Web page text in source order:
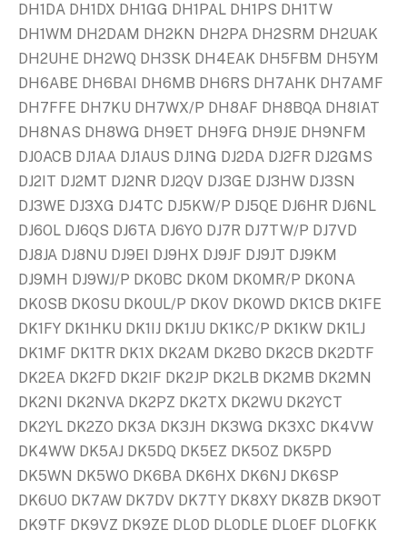
DH1DA DH1DX DH1GG DH1PAL DH1PS DH1TW
DH1WM DH2DAM DH2KN DH2PA DH2SRM DH2UAK
DH2UHE DH2WQ DH3SK DH4EAK DH5FBM DH5YM
DH6ABE DH6BAI DH6MB DH6RS DH7AHK DH7AMF
DH7FFE DH7KU DH7WX/P DH8AF DH8BQA DH8IAT
DH8NAS DH8WG DH9ET DH9FG DH9JE DH9NFM
DJ0ACB DJ1AA DJ1AUS DJ1NG DJ2DA DJ2FR DJ2GMS
DJ2IT DJ2MT DJ2NR DJ2QV DJ3GE DJ3HW DJ3SN
DJ3WE DJ3XG DJ4TC DJ5KW/P DJ5QE DJ6HR DJ6NL
DJ6OL DJ6QS DJ6TA DJ6YO DJ7R DJ7TW/P DJ7VD
DJ8JA DJ8NU DJ9EI DJ9HX DJ9JF DJ9JT DJ9KM
DJ9MH DJ9WJ/P DK0BC DK0M DK0MR/P DK0NA
DK0SB DK0SU DK0UL/P DK0V DK0WD DK1CB DK1FE
DK1FY DK1HKU DK1IJ DK1JU DK1KC/P DK1KW DK1LJ
DK1MF DK1TR DK1X DK2AM DK2BO DK2CB DK2DTF
DK2EA DK2FD DK2IF DK2JP DK2LB DK2MB DK2MN
DK2NI DK2NVA DK2PZ DK2TX DK2WU DK2YCT
DK2YL DK2ZO DK3A DK3JH DK3WG DK3XC DK4VW
DK4WW DK5AJ DK5DQ DK5EZ DK5OZ DK5PD
DK5WN DK5WO DK6BA DK6HX DK6NJ DK6SP
DK6UO DK7AW DK7DV DK7TY DK8XY DK8ZB DK9OT
DK9TF DK9VZ DK9ZE DL0D DL0DLE DL0EF DL0FKK